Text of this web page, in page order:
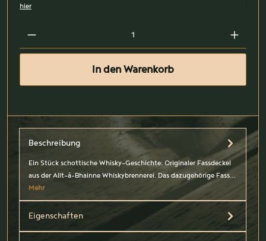
hier
In den Warenkorb
Beschreibung
Ein Stück schottische Whisky-Geschichte: Originaler Fassdeckel
aus der Allt-á-Bhainne Whiskybrennerei. Das dazugehörige Fass…
Mehr
Eigenschaften